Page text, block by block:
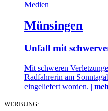
Münsingen
Unfall mit
Mit schweren
Radfahrerin am
eingeliefert worden. |
WERBUNG: